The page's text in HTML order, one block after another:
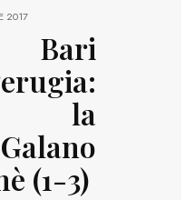
2017
Bari
la
(1-3)